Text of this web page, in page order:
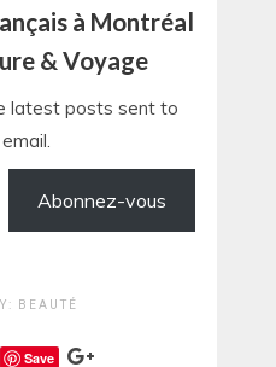
à Montréal
& Voyage
latest posts sent to
Abonnez-vous
BEAUTÉ
Save